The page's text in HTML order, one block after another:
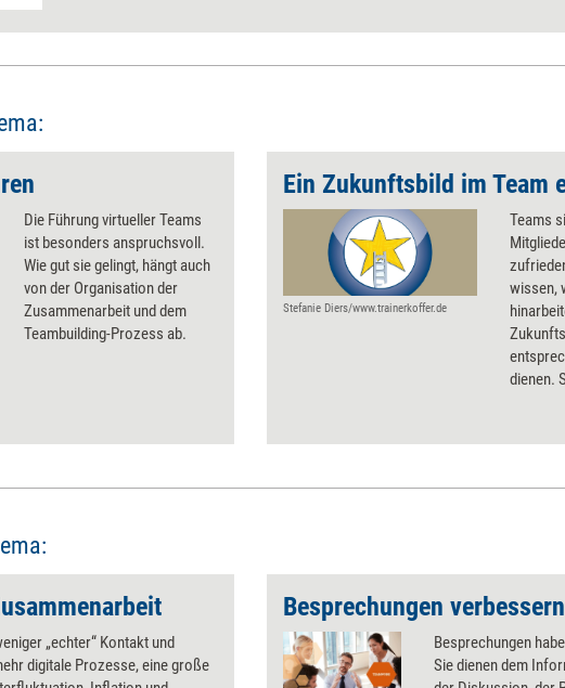
Die Führung virtueller Teams
ist besonders anspruchsvoll.
Wie gut sie gelingt, hängt auch
von der Organisation der
Zusammenarbeit und dem
Teambuilding-Prozess ab.
Ein Zukunftsbild im Team
Stefanie Diers/www.trainerkoffer.de
Teams
wissen,
dienen.
„echter“ Kontakt und
digitale Prozesse, eine große
Besprechungen verbessern
Besprechungen
Sie dienen dem